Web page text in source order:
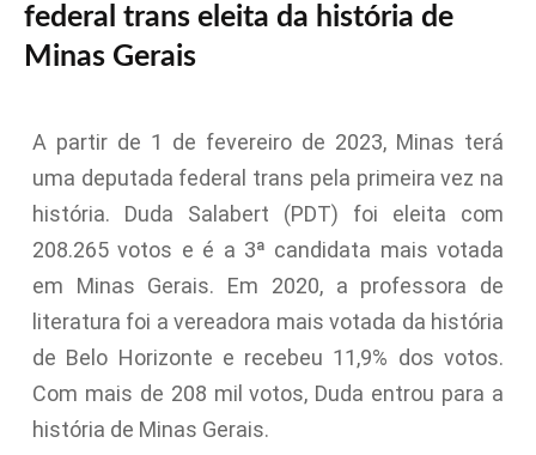
federal trans eleita da história de
Minas Gerais
A partir de 1 de fevereiro de 2023, Minas terá
uma deputada federal trans pela primeira vez na
história. Duda Salabert (PDT) foi eleita com
208.265 votos e é a 3ª candidata mais votada
em Minas Gerais. Em 2020, a professora de
literatura foi a vereadora mais votada da história
de Belo Horizonte e recebeu 11,9% dos votos.
Com mais de 208 mil votos, Duda entrou para a
história de Minas Gerais.